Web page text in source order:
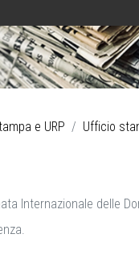
e URP
Ufficio
Internazionale delle